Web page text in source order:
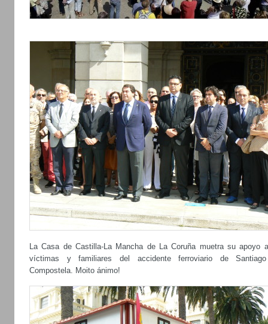
La Casa de Castilla-La Mancha de La Coruña muetra su apoyo
víctimas y familiares del accidente ferroviario de
Compostela. Moito ánimo!